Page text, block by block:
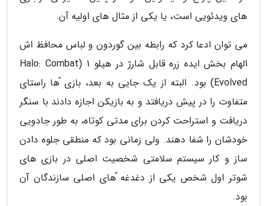
های ویدئویی است، یا یکی از مثال های اولیه آن.
می توان ادعا کرد که رابطه بین گوردون و لباس محافظ اش
الهام بخش ایده زره قابل شارژ در هیلو 1 (Halo: Combat
Evolved) بود. البته از یک جایی به بعد، بازی ّها راستای
متفاوت را در پیش دریافتد و به بازیکن اجازه دادند با سنگر
دریافت و استراحت کردن برای مدتی کوتاه، به طور جادویی
خودشان را شفا دهند. ولی زمانی بود که منطقی جلوه دادن
ساز و کار سیستم سلامتی شخصیت اصلی در بازی های
شوتر اول شخص یکی از دغدغه ّهای اصلی سازندگان آن
بود.